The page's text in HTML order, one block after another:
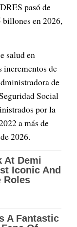
pasó de
billones en 2026,
salud en
incrementos de
de
Social
por la
a más de
2026.